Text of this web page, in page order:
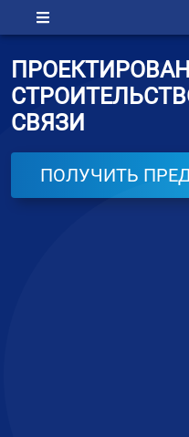
СВЯЗИ
ПОЛУЧИТЬ